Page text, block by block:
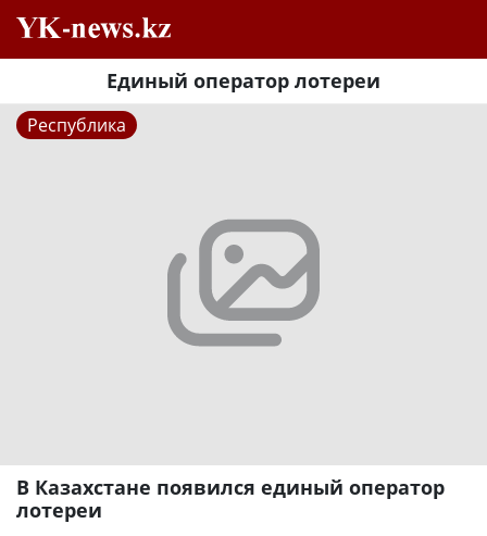
Единый оператор лотереи
Республика
В Казахстане появился единый оператор
лотереи